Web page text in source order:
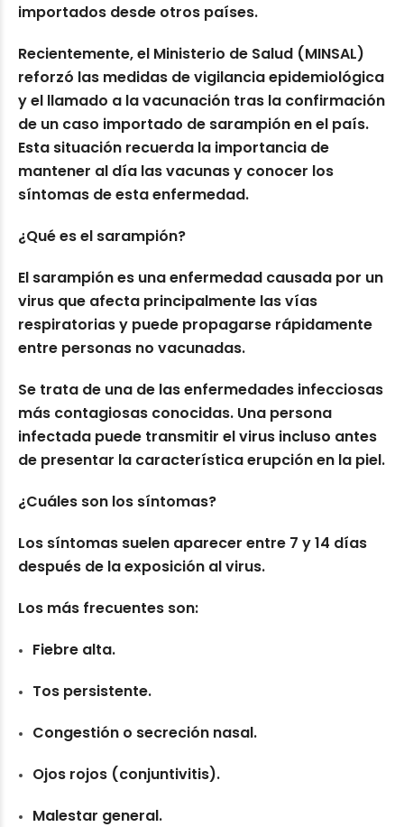
importados desde otros países.
Recientemente, el Ministerio de Salud (MINSAL)
reforzó las medidas de vigilancia epidemiológica
y el llamado a la vacunación tras la confirmación
de un caso importado de sarampión en el país.
Esta situación recuerda la importancia de
mantener al día las vacunas y conocer los
síntomas de esta enfermedad.
¿Qué es el sarampión?
El sarampión es una enfermedad causada por un
virus que afecta principalmente las vías
respiratorias y puede propagarse rápidamente
entre personas no vacunadas.
Se trata de una de las enfermedades infecciosas
más contagiosas conocidas. Una persona
infectada puede transmitir el virus incluso antes
de presentar la característica erupción en la piel.
¿Cuáles son los síntomas?
Los síntomas suelen aparecer entre 7 y 14 días
después de la exposición al virus.
Los más frecuentes son:
Fiebre alta.
Tos persistente.
Congestión o secreción nasal.
Ojos rojos (conjuntivitis).
Malestar general.